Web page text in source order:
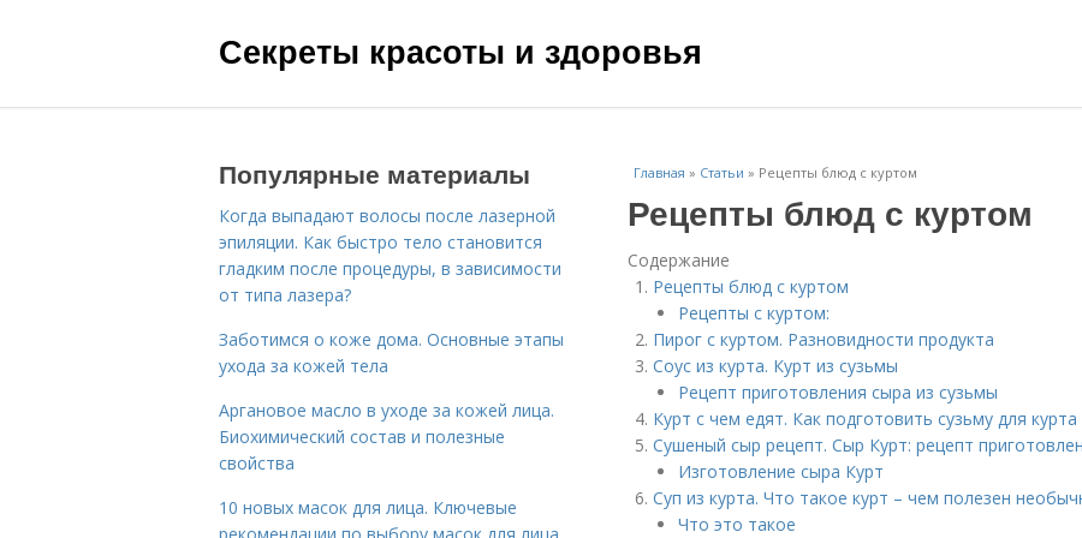
Секреты красоты и здоровья
Главная » Статьи » Рецепты блюд с куртом
Рецепты блюд с куртом
Содержание
Рецепты блюд с куртом
Рецепты с куртом:
Пирог с куртом. Разновидности продукта
Соус из курта. Курт из сузьмы
Рецепт приготовления сыра из сузьмы
Курт с чем едят. Как подготовить сузьму для курта
Сушеный сыр рецепт. Сыр Курт: рецепт
Изготовление сыра Курт
Суп из курта. Что такое курт – чем полезен
Что это такое
Популярные материалы
Когда выпадают волосы после лазерной
эпиляции. Как быстро тело становится
гладким после процедуры, в зависимости
от типа лазера?
Заботимся о коже дома. Основные этапы
ухода за кожей тела
Аргановое масло в уходе за кожей лица.
Биохимический состав и полезные
свойства
10 новых масок для лица. Ключевые